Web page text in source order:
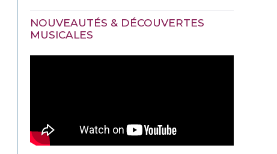
NOUVEAUTÉS & DÉCOUVERTES
MUSICALES